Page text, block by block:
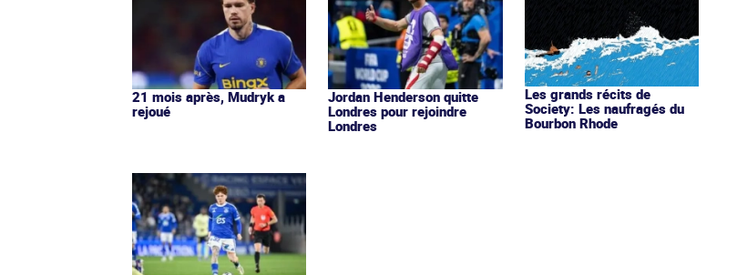
21 mois après, Mudryk a
rejoué
Jordan Henderson quitte
Londres pour rejoindre
Londres
Les grands récits de
Society: Les naufragés du
Bourbon Rhode